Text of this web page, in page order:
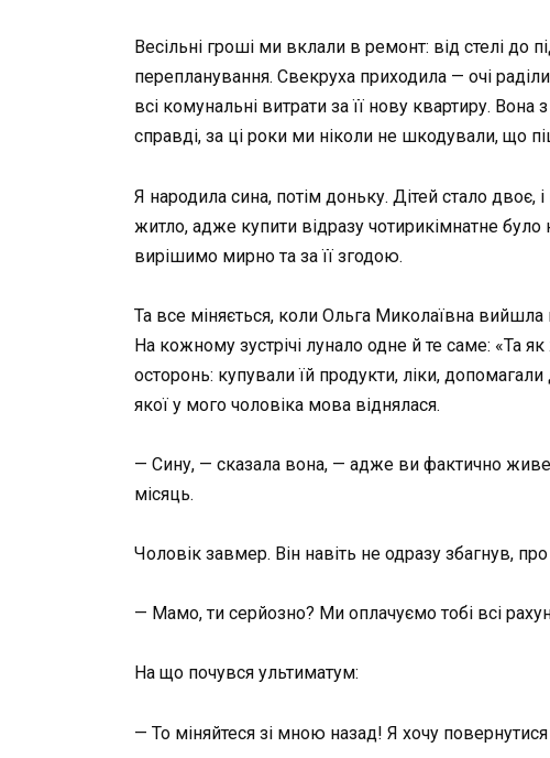
Весільні гроші ми вклали в ремонт: від стелі до
перепланування. Свекруха приходила — очі
всі комунальні витрати за її нову квартиру. Вона
справді, за ці роки ми ніколи не шкодували, що
Я народила сина, потім доньку. Дітей стало двоє,
житло, адже купити відразу чотирикімнатне
вирішимо мирно та за її згодою.
Та все міняється, коли Ольга Миколаївна
На кожному зустрічі лунало одне й те саме: «Та
осторонь: купували їй продукти, ліки,
якої у мого чоловіка мова віднялася.
— Сину, — сказала вона, — адже ви фактично
місяць.
Чоловік завмер. Він навіть не одразу збагнув,
— Мамо, ти серйозно? Ми оплачуємо тобі всі
На що почувся ультиматум:
— То міняйтеся зі мною назад! Я хочу повернутися